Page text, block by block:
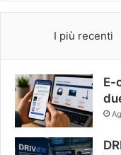
I più recenti
E-